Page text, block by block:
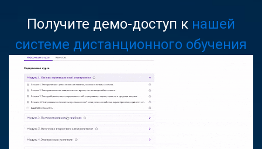
Получите демо-доступ к нашей
системе дистанционного обучения